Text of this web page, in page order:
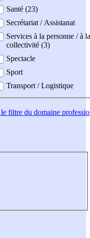
Santé (23)
Secrétariat / Assistanat
Services à la personne / à la
collectivité (3)
Spectacle
Sport
Transport / Logistique
filtre du domaine